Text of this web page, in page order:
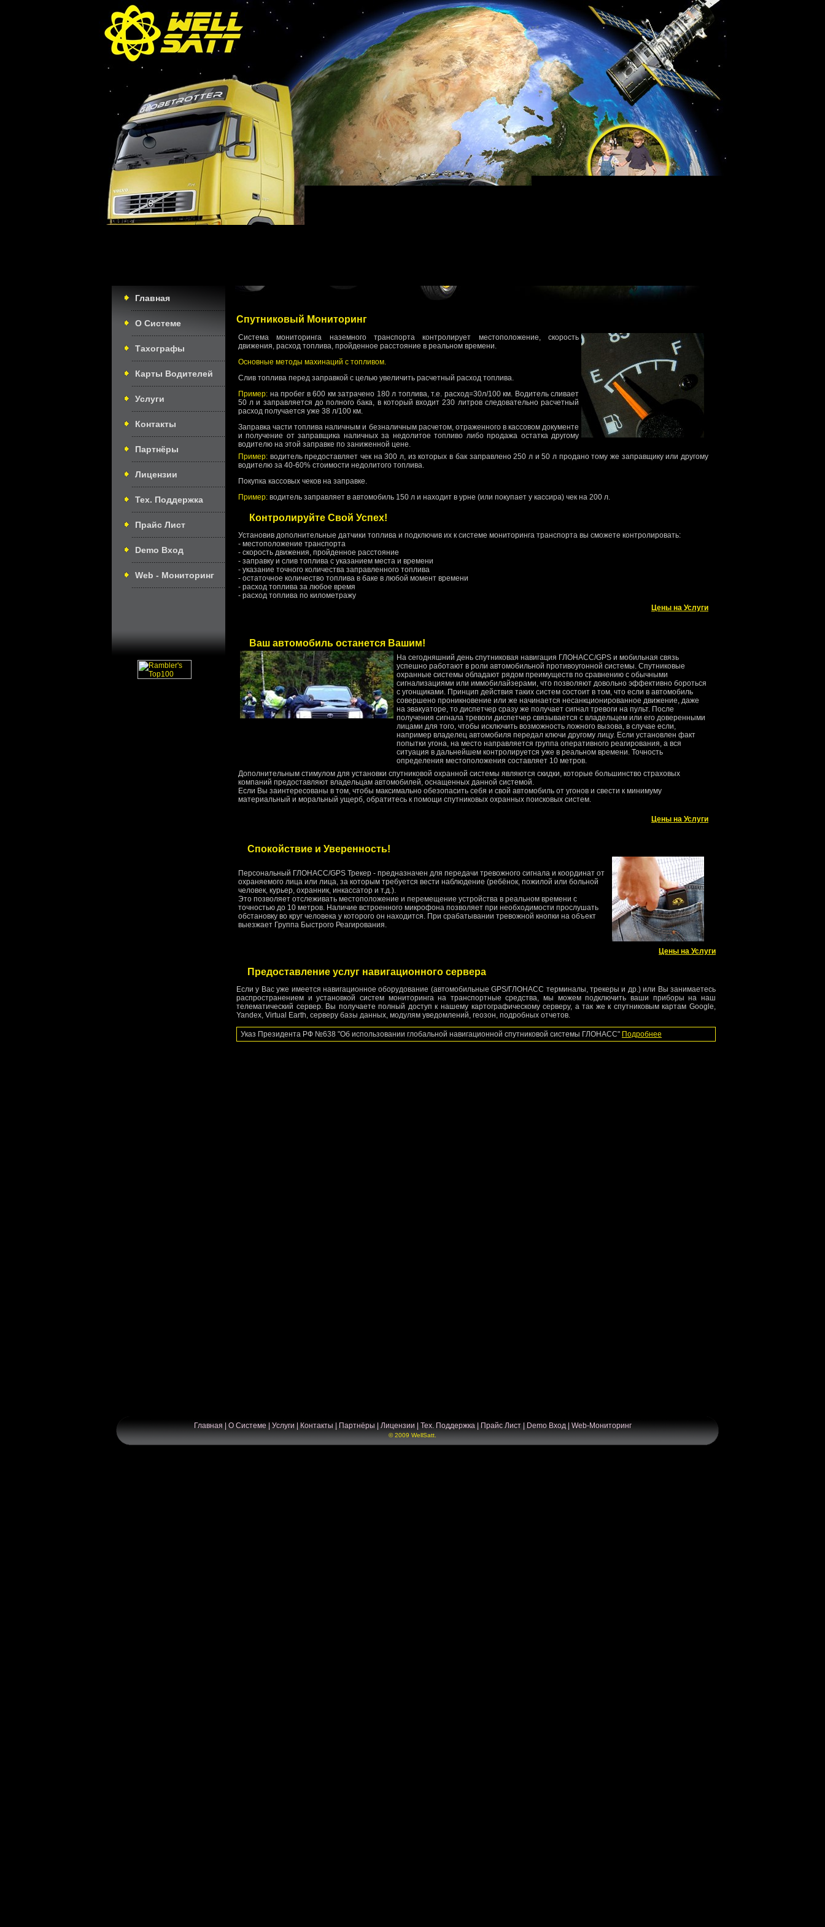
Главная
О Системе
Тахографы
Карты Водителей
Услуги
Контакты
Партнёры
Лицензии
Тех. Поддержка
Прайс Лист
Demo Вход
Web - Мониторинг
Спутниковый Мониторинг
Система мониторинга наземного транспорта контролирует местоположение, скорость
движения, расход топлива, пройденное расстояние в реальном времени.
Основные методы махинаций с топливом.
Слив топлива перед заправкой с целью увеличить расчетный расход топлива.
Пример: на пробег в 600 км затрачено 180 л топлива, т.е. расход=30л/100 км. Водитель сливает
50 л и заправляется до полного бака, в который входит 230 литров следовательно расчетный
расход получается уже 38 л/100 км.
Заправка части топлива наличным и безналичным расчетом, отраженного в кассовом документе
и получение от заправщика наличных за недолитое топливо либо продажа остатка другому
водителю на этой заправке по заниженной цене.
Пример: водитель предоставляет чек на 300 л, из которых в бак заправлено 250 л и 50 л продано тому же заправщику или другому
водителю за 40-60% стоимости недолитого топлива.
Покупка кассовых чеков на заправке.
Пример: водитель заправляет в автомобиль 150 л и находит в урне (или покупает у кассира) чек на 200 л.
Контролируйте Свой Успех!
Установив дополнительные датчики топлива и подключив их к системе мониторинга транспорта вы сможете контролировать:
- местоположение транспорта
- скорость движения, пройденное расстояние
- заправку и слив топлива с указанием места и времени
- указание точного количества заправленного топлива
- остаточное количество топлива в баке в любой момент времени
- расход топлива за любое время
- расход топлива по километражу
Цены на Услуги
Ваш автомобиль останется Вашим!
На сегодняшний день спутниковая навигация ГЛОНАСС/GPS и мобильная связь
успешно работают в роли автомобильной противоугонной системы. Спутниковые
охранные системы обладают рядом преимуществ по сравнению с обычными
сигнализациями или иммобилайзерами, что позволяют довольно эффективно бороться
с угонщиками. Принцип действия таких систем состоит в том, что если в автомобиль
совершено проникновение или же начинается несанкционированное движение, даже
на эвакуаторе, то диспетчер сразу же получает сигнал тревоги на пульт. После
получения сигнала тревоги диспетчер связывается с владельцем или его доверенными
лицами для того, чтобы исключить возможность ложного вызова, в случае если,
например владелец автомобиля передал ключи другому лицу. Если установлен факт
попытки угона, на место направляется группа оперативного реагирования, а вся
ситуация в дальнейшем контролируется уже в реальном времени. Точность
определения местоположения составляет 10 метров.
Дополнительным стимулом для установки спутниковой охранной системы являются скидки, которые большинство страховых
компаний предоставляют владельцам автомобилей, оснащенных данной системой.
Если Вы заинтересованы в том, чтобы максимально обезопасить себя и свой автомобиль от угонов и свести к минимуму
материальный и моральный ущерб, обратитесь к помощи спутниковых охранных поисковых систем.
Цены на Услуги
Спокойствие и Уверенность!
Персональный ГЛОНАСС/GPS Трекер - предназначен для передачи тревожного сигнала и координат от
охраняемого лица или лица, за которым требуется вести наблюдение (ребёнок, пожилой или больной
человек, курьер, охранник, инкассатор и т.д.).
Это позволяет отслеживать местоположение и перемещение устройства в реальном времени с
точностью до 10 метров. Наличие встроенного микрофона позволяет при необходимости прослушать
обстановку во круг человека у которого он находится. При срабатывании тревожной кнопки на объект
выезжает Группа Быстрого Реагирования.
Цены на Услуги
Предоставление услуг навигационного сервера
Если у Вас уже имеется навигационное оборудование (автомобильные GPS/ГЛОНАСС терминалы, трекеры и др.) или Вы занимаетесь
распространением и установкой систем мониторинга на транспортные средства, мы можем подключить ваши приборы на наш
телематический сервер. Вы получаете полный доступ к нашему картографическому серверу, а так же к спутниковым картам Google,
Yandex, Virtual Earth, серверу базы данных, модулям уведомлений, геозон, подробных отчетов.
Указ Президента РФ №638 "Об использовании глобальной навигационной спутниковой системы ГЛОНАСС" Подробнее
Главная О Системе| Услуги Контакты Партнёры Лицензии Тех. Поддержка| Прайс Лист| Demo Вход| Web-Мониторинг
© 2009 WellSatt.